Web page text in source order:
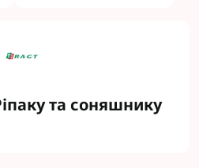
та соняшнику